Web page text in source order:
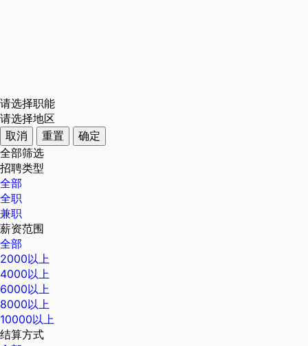
请选择职能
请选择地区
取消
重置
确定
全部筛选
招聘类型
全部
全职
兼职
薪资范围
全部
2000以上
4000以上
6000以上
8000以上
10000以上
结算方式